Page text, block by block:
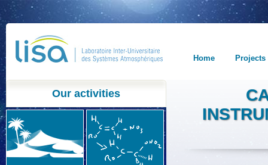
Home Projects
Our activities